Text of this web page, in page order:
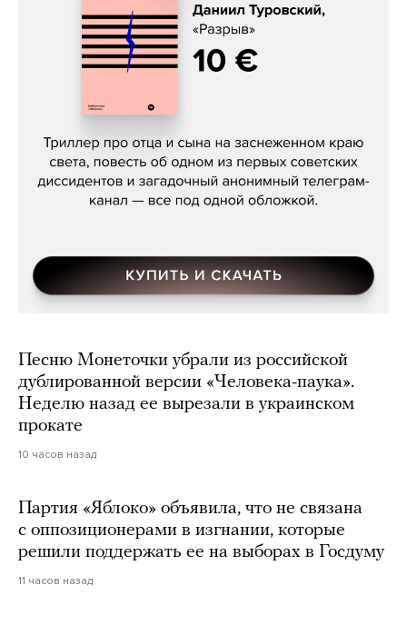
Даниил Туровский, «Разрыв»
Песню Монеточки убрали из российской
дублированной версии «Человека-паука».
Неделю назад ее вырезали в украинском
прокате
10 часов назад
Партия «Яблоко» объявила, что не связана
с оппозиционерами в изгнании, которые
решили поддержать ее на выборах в Госдуму
11 часов назад